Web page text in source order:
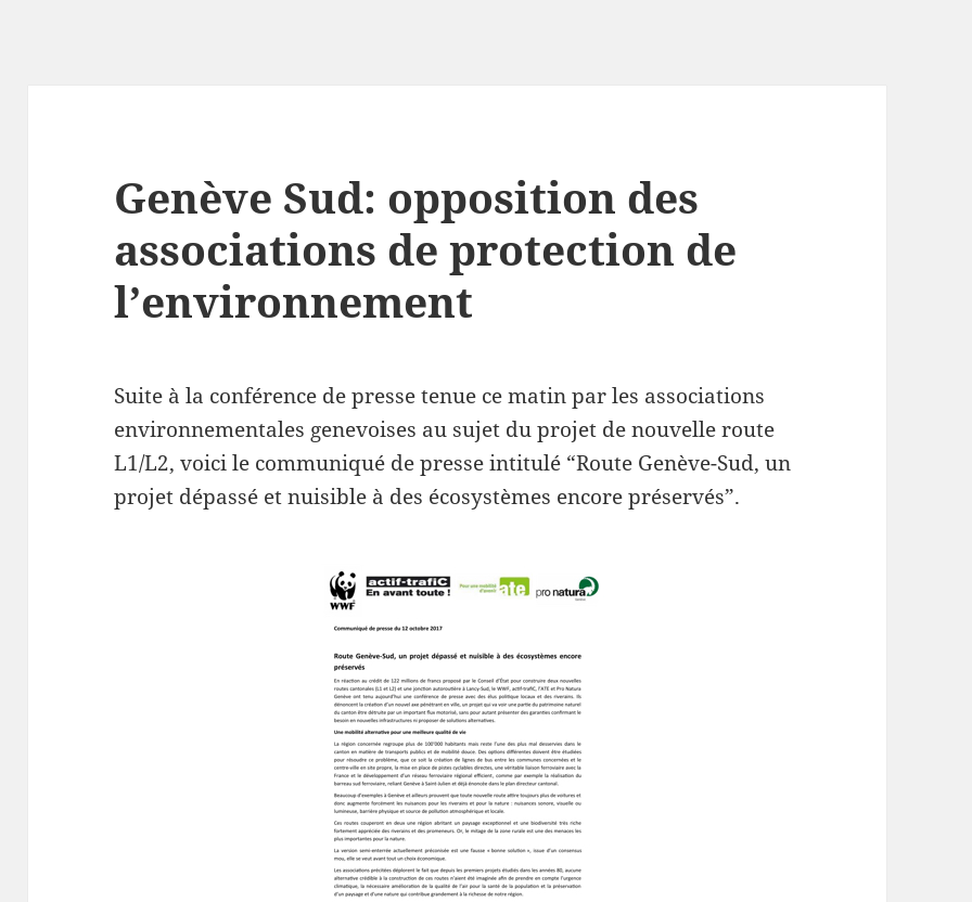
Genève Sud: opposition des
associations de protection de
l’environnement
Suite à la conférence de presse tenue ce matin par les associations
environnementales genevoises au sujet du projet de nouvelle route
L1/L2, voici le communiqué de presse intitulé “Route Genève-Sud, un
projet dépassé et nuisible à des écosystèmes encore préservés”.